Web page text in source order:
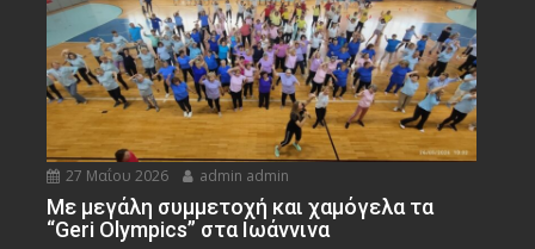
27 Μαΐου 2026 admin admin
Με μεγάλη συμμετοχή και χαμόγελα τα
“Geri Olympics” στα Ιωάννινα